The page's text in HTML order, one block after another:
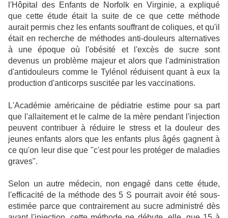
l'Hôpital des Enfants de Norfolk en Virginie, a expliqué
que cette étude était la suite de ce que cette méthode
aurait permis chez les enfants souffrant de coliques, et qu'il
était en recherche de méthodes anti-douleurs alternatives
à une époque où l'obésité et l'excès de sucre sont
devenus un problème majeur et alors que l'administration
d'antidouleurs comme le Tylénol réduisent quant à eux la
production d'anticorps suscitée par les vaccinations.
L'Académie américaine de pédiatrie estime pour sa part
que l'allaitement et le calme de la mère pendant l'injection
peuvent contribuer à réduire le stress et la douleur des
jeunes enfants alors que les enfants plus âgés gagnent à
ce qu'on leur dise que "c'est pour les protéger de maladies
graves".
Selon un autre médecin, non engagé dans cette étude,
l'efficacité de la méthode des 5 S pourrait avoir été sous-
estimée parce que contrairement au sucre administré dès